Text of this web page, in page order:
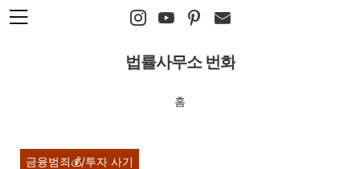
본문 바로가기
법률사무소 번화
홈
금융범죄💰/투자 사기